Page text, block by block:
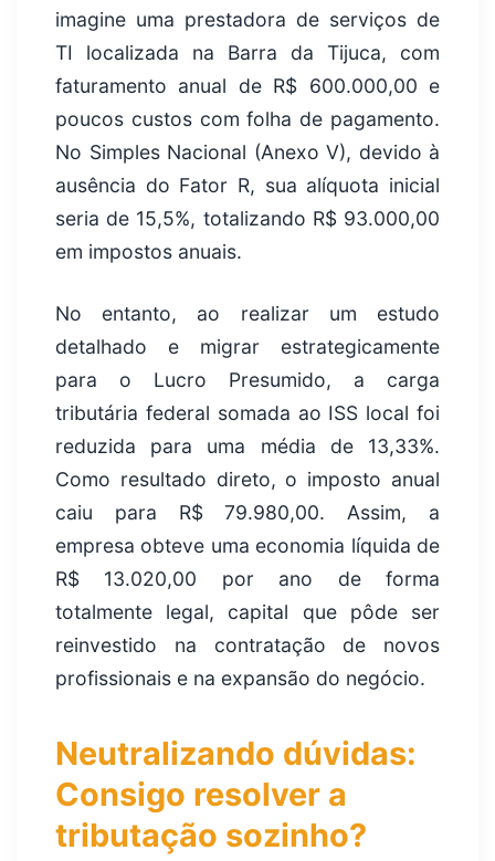
imagine uma prestadora de serviços de
TI localizada na Barra da Tijuca, com
faturamento anual de R$ 600.000,00 e
poucos custos com folha de pagamento.
No Simples Nacional (Anexo V), devido à
ausência do Fator R, sua alíquota inicial
seria de 15,5%, totalizando R$ 93.000,00
em impostos anuais.
No entanto, ao realizar um estudo
detalhado e migrar estrategicamente
para o Lucro Presumido, a carga
tributária federal somada ao ISS local foi
reduzida para uma média de 13,33%.
Como resultado direto, o imposto anual
caiu para R$ 79.980,00. Assim, a
empresa obteve uma economia líquida de
R$ 13.020,00 por ano de forma
totalmente legal, capital que pôde ser
reinvestido na contratação de novos
profissionais e na expansão do negócio.
Neutralizando dúvidas:
Consigo resolver a
tributação sozinho?